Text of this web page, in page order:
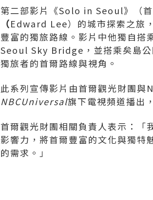
第二部影片《Solo in Seoul》（
（Edward Lee）的城市探索之旅
豐富的獨旅路線。影片中他獨自搭
Seoul Sky Bridge，並搭乘矣島公
獨旅者的首爾路線與視角。
此系列宣傳影片由首爾觀光財團與
NBCUniversal旗下電視頻道播出
首爾觀光財團相關負責人表示：「
影響力，將首爾豐富的文化與獨特
的需求。」